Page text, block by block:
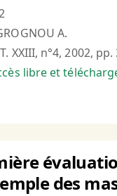
A.
XXIII, n°4, 2002, pp.
libre et
des